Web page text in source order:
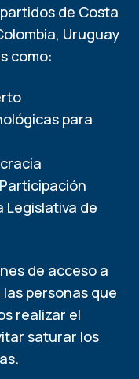
de Costa
Uruguay
como:
para
Legislativa de
de acceso a
personas que
realizar el
saturar los